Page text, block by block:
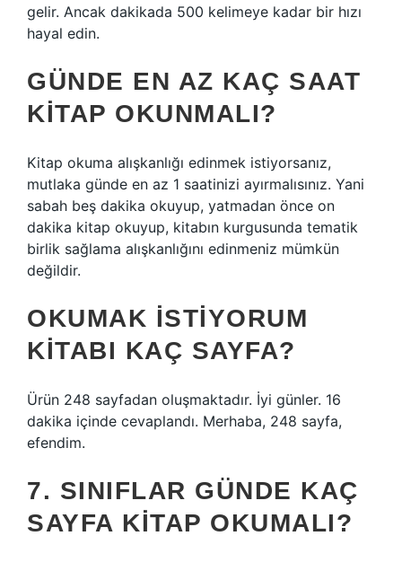
gelir. Ancak dakikada 500 kelimeye kadar bir hızı
hayal edin.
GÜNDE EN AZ KAÇ SAAT
KITAP OKUNMALI?
Kitap okuma alışkanlığı edinmek istiyorsanız,
mutlaka günde en az 1 saatinizi ayırmalısınız. Yani
sabah beş dakika okuyup, yatmadan önce on
dakika kitap okuyup, kitabın kurgusunda tematik
birlik sağlama alışkanlığını edinmeniz mümkün
değildir.
OKUMAK ISTIYORUM
KITABI KAÇ SAYFA?
Ürün 248 sayfadan oluşmaktadır. İyi günler. 16
dakika içinde cevaplandı. Merhaba, 248 sayfa,
efendim.
7. SINIFLAR GÜNDE KAÇ
SAYFA KITAP OKUMALI?